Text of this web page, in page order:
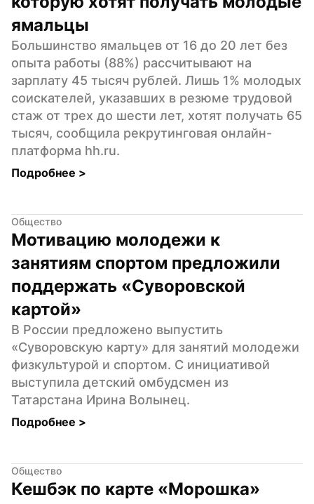
ямальцы
Большинство ямальцев от 16 до 20 лет без
опыта работы (88%) рассчитывают на
зарплату 45 тысяч рублей. Лишь 1% молодых
соискателей, указавших в резюме трудовой
стаж от трех до шести лет, хотят получать 65
тысяч, сообщила рекрутинговая онлайн-
платформа hh.ru.
Подробнее >
Общество
Мотивацию молодежи к
занятиям спортом предложили
поддержать «Суворовской
картой»
В России предложено выпустить
«Суворовскую карту» для занятий молодежи
физкультурой и спортом. С инициативой
выступила детский омбудсмен из
Татарстана Ирина Волынец.
Подробнее >
Общество
Кешбэк по карте «Морошка»